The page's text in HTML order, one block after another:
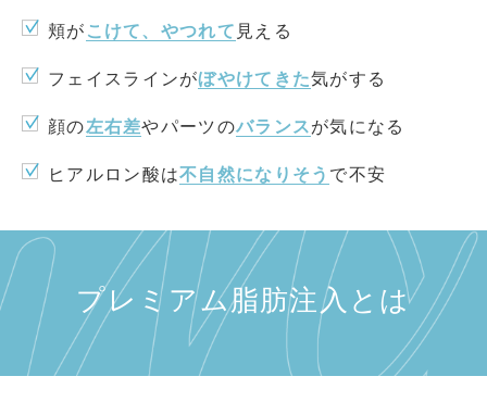
頬が こけて、やつれて 見える
フェイスラインがぼやけてきた気がする
顔の左右差やパーツのバランス が気になる
ヒアルロン酸は不自然になりそう で不安
プレミアム脂肪注入とは